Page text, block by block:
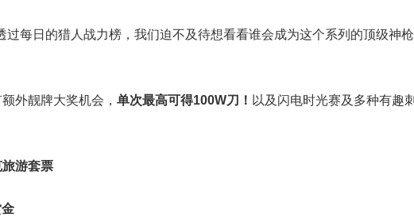
过每日的猎人战力榜，我们迫不及待想看看谁会成为这个系列的顶级神枪
外靓牌大奖机会， 单次最高可得100W刀！ 以及闪电时光赛及多种有趣
游套票